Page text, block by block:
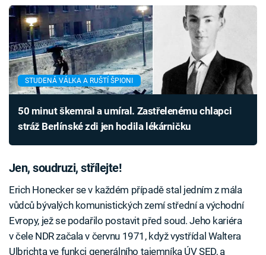
STUDENÁ VÁLKA A RUŠTÍ ŠPIONI
50 minut škemral a umíral. Zastřelenému chlapci
stráž Berlínské zdi jen hodila lékárničku
Jen, soudruzi, střílejte!
Erich Honecker se v každém případě stal jedním z mála
vůdců bývalých komunistických zemí střední a východní
Evropy, jež se podařilo postavit před soud. Jeho kariéra
v čele NDR začala v červnu 1971, když vystřídal Waltera
Ulbrichta ve funkci generálního tajemníka ÚV SED, a